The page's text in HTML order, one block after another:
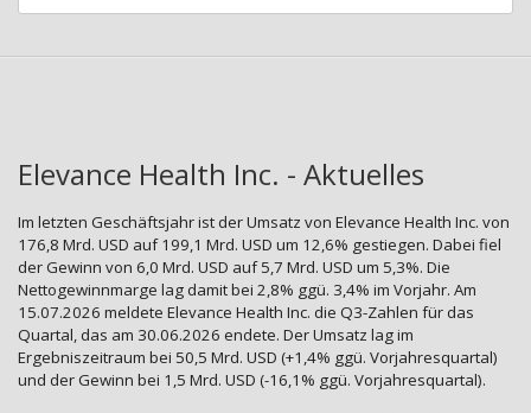
Elevance Health Inc. - Aktuelles
Im letzten Geschäftsjahr ist der Umsatz von Elevance Health Inc. von
176,8 Mrd. USD auf 199,1 Mrd. USD um 12,6% gestiegen. Dabei fiel
der Gewinn von 6,0 Mrd. USD auf 5,7 Mrd. USD um 5,3%. Die
Nettogewinnmarge lag damit bei 2,8% ggü. 3,4% im Vorjahr. Am
15.07.2026 meldete Elevance Health Inc. die Q3-Zahlen für das
Quartal, das am 30.06.2026 endete. Der Umsatz lag im
Ergebniszeitraum bei 50,5 Mrd. USD (+1,4% ggü. Vorjahresquartal)
und der Gewinn bei 1,5 Mrd. USD (-16,1% ggü. Vorjahresquartal).